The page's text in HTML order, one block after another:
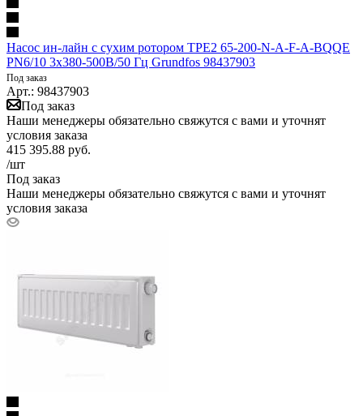
Насос ин-лайн с сухим ротором TPE2 65-200-N-A-F-A-BQQE
PN6/10 3х380-500В/50 Гц Grundfos 98437903
Под заказ
Арт.: 98437903
Под заказ
Наши менеджеры обязательно свяжутся с вами и уточнят
условия заказа
415 395.88 руб.
/шт
Под заказ
Наши менеджеры обязательно свяжутся с вами и уточнят
условия заказа